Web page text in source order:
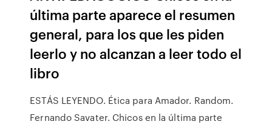
última parte aparece el resumen
general, para los que les piden
leerlo y no alcanzan a leer todo el
libro
ESTÁS LEYENDO. Ética para Amador. Random.
Fernando Savater. Chicos en la última parte